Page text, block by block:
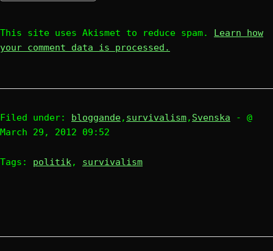
This site uses Akismet to reduce spam. Learn how
your comment data is processed.
Filed under: bloggande, survivalism, Svenska
- @
March 29, 2012 09:52
Tags: politik, survivalism